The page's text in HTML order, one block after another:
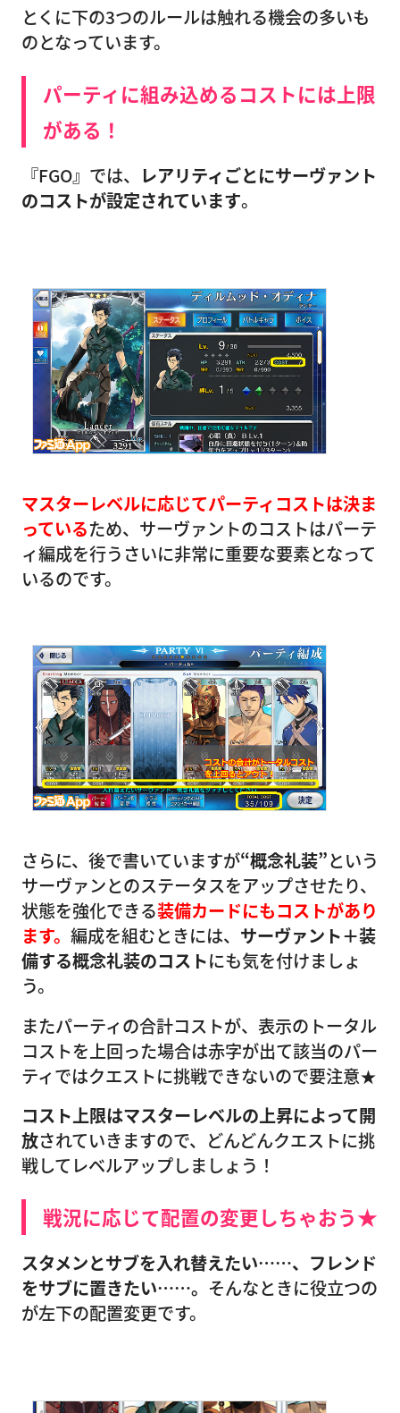
とくに下の3つのルールは触れる機会の多いも
のとなっています。
パーティに組み込めるコストには上限
がある！
『FGO』では、 レアリティごとにサーヴァント
のコストが設定されています。
マスターレベルに応じてパーティコストは決ま
っているため、サーヴァントのコストはパーテ
ィ編成を行うさいに非常に重要な要素となって
いるのです。
さらに、後で書いていますが“概念礼装”という
サーヴァンとのステータスをアップさせたり、
状態を強化できる装備カードにもコストがあり
ます。 編成を組むときには、 サーヴァント＋装
備する概念礼装のコストにも気を付けましょ
う。
またパーティの合計コストが、表示のトータル
コストを上回った場合は赤字が出て該当のパー
ティではクエストに挑戦できないので要注意★
コスト上限はマスターレベルの上昇によって開
放されていきますので、どんどんクエストに挑
戦してレベルアップしましょう！
戦況に応じて配置の変更しちゃおう★
スタメンとサブを入れ替えたい……、フレンド
をサブに置きたい……。 そんなときに役立つの
が左下の配置変更です。